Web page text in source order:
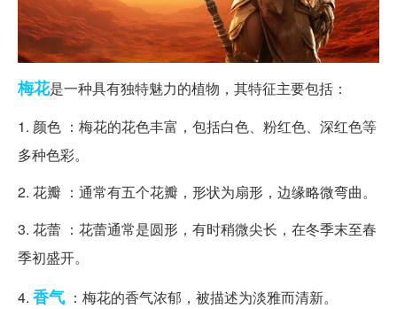
梅花是一种具有独特魅力的植物，其特征主要包括：
1. 颜色 ：梅花的花色丰富，包括白色、粉红色、深红色等
多种色彩。
2. 花瓣 ：通常有五个花瓣，形状为扇形，边缘略微弯曲。
3. 花蕾 ：花蕾通常是圆形，有时稍微尖长，在冬季末至春
季初盛开。
4. 香气 ：梅花的香气浓郁，被描述为淡雅而清新。